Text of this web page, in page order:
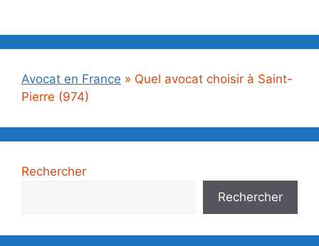
Avocat en France » Quel avocat choisir à Saint-
Pierre (974)
Rechercher
Rechercher